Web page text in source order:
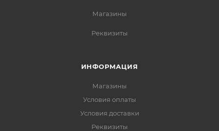
Магазины
Реквизиты
ИНФОРМАЦИЯ
Магазины
Условия оплаты
Условия доставки
Реквизиты